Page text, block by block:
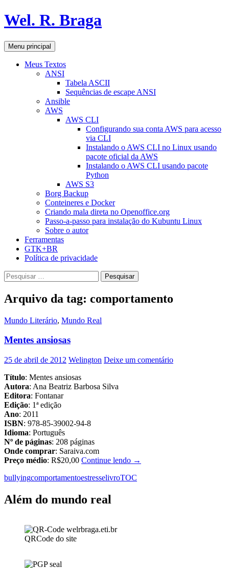
Pular
para
conteúdo
Wel. R. Braga
Pesquisar
Menu principal
Meus Textos
ANSI
Tabela ASCII
Sequências de escape ANSI
Ansible
AWS
AWS CLI
Configurando sua conta AWS para acesso
via CLI
Instalando o AWS CLI no Linux usando
pacote oficial da AWS
Instalando o AWS CLI usando pacote
Python
AWS S3
Borg Backup
Conteineres e Docker
Criando mala direta no Openoffice.org
Passo-a-passo para instalação do Kubuntu Linux
Sobre o autor
Ferramentas
GTK+BR
Política de privacidade
Pesquisar
por:
Arquivo da tag: comportamento
Mundo Literário, Mundo Real
Mentes ansiosas
25 de abril de 2012 Welington Deixe um comentário
Título: Mentes ansiosas
Autora: Ana Beatriz Barbosa Silva
Editora: Fontanar
Edição: 1ª edição
Ano: 2011
ISBN: 978-85-39002-94-8
Idioma: Português
Nº de páginas: 208 páginas
Onde comprar: Saraiva.com
Preço médio: R$20,00 Continue lendo Mentes
→
bullyingcomportamentoestresselivroTOC
Além do mundo real
QRCode do site